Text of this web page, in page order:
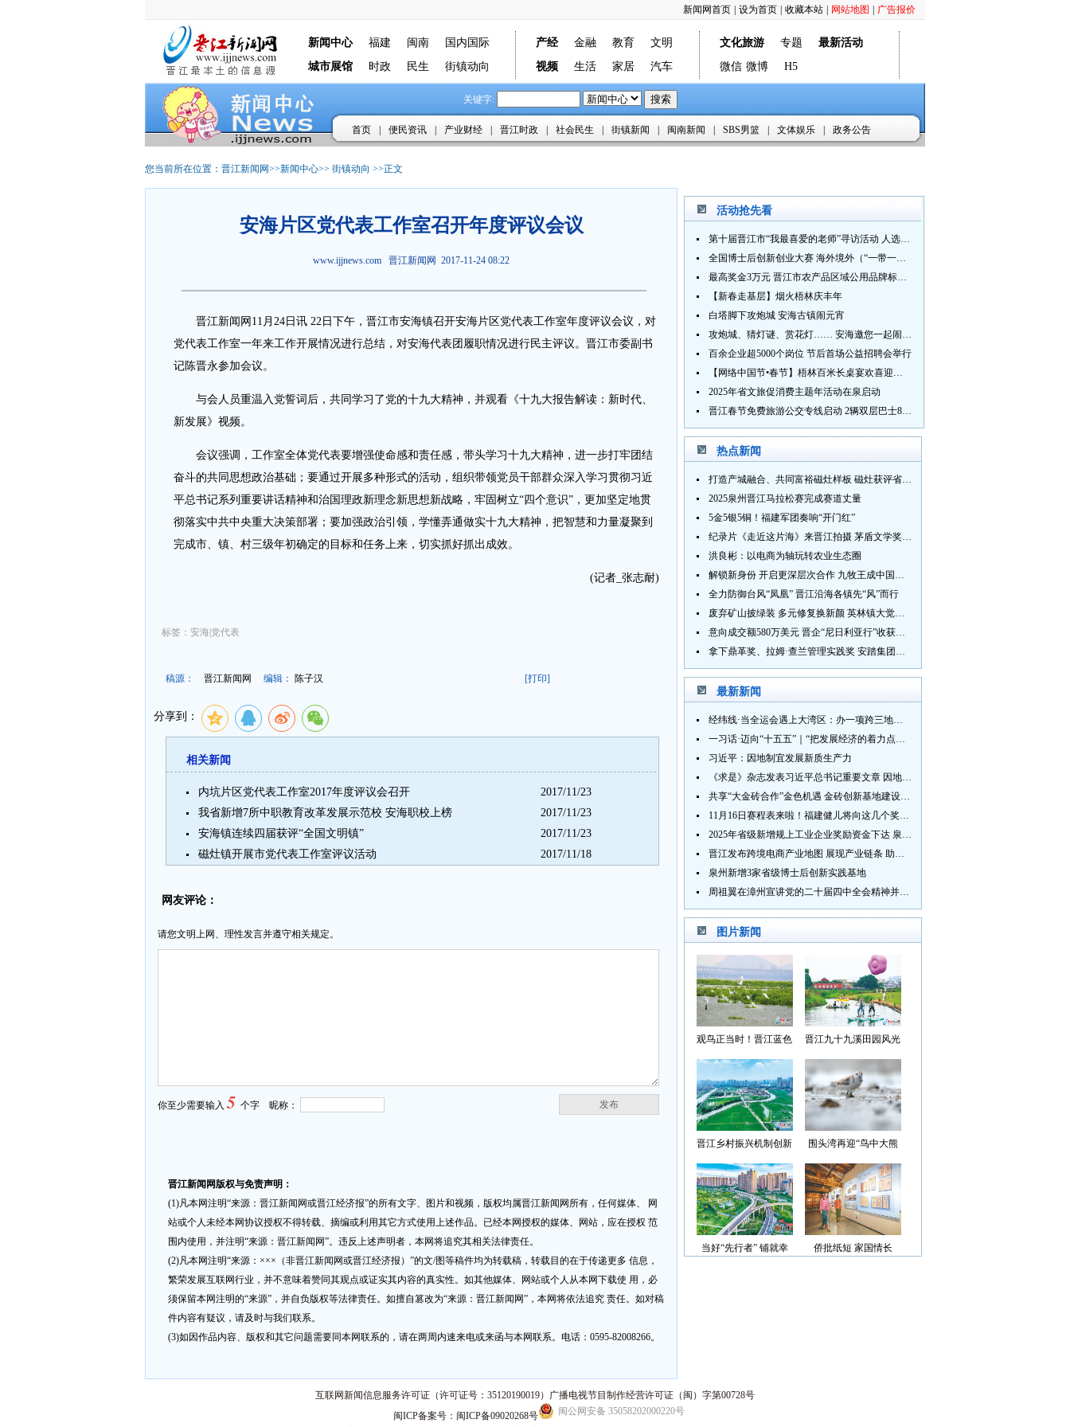
广告报价
网站地图
收藏本站
设为首页
新闻网首页
新闻中心 福建 闽南
国内国际
城市展馆
时政 民生 街镇动向
产经 金融 教育
文明
视频
生活 家居 汽车
文化旅游 专题
最新活动
微信 微博 H5
关键字:
首页 便民资讯 产业财经 晋江时政 社会民生 街镇新闻 闽南新闻 SBS男篮 文体娱乐 政务公告
您当前所在位置： 晋江新闻网>>新闻中心>> 街镇动向 >>正文
安海片区党代表工作室召开年度评议会议
www.ijjnews.com 晋江新闻网 2017-11-24 08:22
晋江新闻网11月24日讯 22日下午，晋江市安海镇召开安海片区党代表工作室年度评议会议，对
党代表工作室一年来工作开展情况进行总结，对安海代表团履职情况进行民主评议。晋江市委副书
记陈晋永参加会议。
与会人员重温入党誓词后，共同学习了党的十九大精神，并观看《十九大报告解读：新时代、
新发展》视频。
会议强调，工作室全体党代表要增强使命感和责任感，带头学习十九大精神，进一步打牢团结
奋斗的共同思想政治基础；要通过开展多种形式的活动，组织带领党员干部群众深入学习贯彻习近
平总书记系列重要讲话精神和治国理政新理念新思想新战略，牢固树立“四个意识”，更加坚定地贯
彻落实中共中央重大决策部署；要加强政治引领，学懂弄通做实十九大精神，把智慧和力量凝聚到
完成市、镇、村三级年初确定的目标和任务上来，切实抓好抓出成效。
(记者_张志耐)
标签：安海|党代表
稿源： 晋江新闻网 编辑： 陈子汉 [打印]
分享到：
相关新闻
内坑片区党代表工作室2017年度评议会召开
2017/11/23
我省新增7所中职教育改革发展示范校 安海职校上榜
2017/11/23
安海镇连续四届获评“全国文明镇”
2017/11/23
磁灶镇开展市党代表工作室评议活动
2017/11/18
网友评论：
请您文明上网、理性发言并遵守相关规定。
发布
你至少需要输入5 个字 昵称：
晋江新闻网版权与免责声明：
(1)凡本网注明“来源：晋江新闻网或晋江经济报”的所有文字、图片和视频，版权均属晋江新闻网所有，任何媒体、 网
站或个人未经本网协议授权不得转载、摘编或利用其它方式使用上述作品。已经本网授权的媒体、网站，应在授权 范
围内使用，并注明“来源：晋江新闻网”。违反上述声明者，本网将追究其相关法律责任。
(2)凡本网注明“来源：×××（非晋江新闻网或晋江经济报）”的文/图等稿件均为转载稿，转载目的在于传递更多 信息，
繁荣发展互联网行业，并不意味着赞同其观点或证实其内容的真实性。如其他媒体、网站或个人从本网下载使 用，必
须保留本网注明的“来源”，并自负版权等法律责任。如擅自篡改为“来源：晋江新闻网”，本网将依法追究 责任。如对稿
件内容有疑议，请及时与我们联系。
(3)如因作品内容、版权和其它问题需要同本网联系的，请在两周内速来电或来函与本网联系。电话：0595-82008266。
活动抢先看
第十届晋江市“我最喜爱的老师”寻访活动 人选推荐火热进行中 快来“秀”您最喜爱的老师
全国博士后创新创业大赛 海外境外（“一带一路”）赛七大赛道等你来战
最高奖金3万元 晋江市农产品区域公用品牌标识Logo及特色农产品包装设计征集活动正式启动
【新春走基层】烟火梧林庆丰年
白塔脚下攻炮城 安海古镇闹元宵
攻炮城、猜灯谜、赏花灯…… 安海邀您一起闹元宵
百余企业超5000个岗位 节后首场公益招聘会举行
【网络中国节•春节】梧林百米长桌宴欢喜迎新春
2025年省文旅促消费主题年活动在泉启动
晋江春节免费旅游公交专线启动 2辆双层巴士8辆铛铛车带你游
热点新闻
打造产城融合、共同富裕磁灶样板 磁灶获评省级乡村振兴示范乡镇
2025泉州晋江马拉松赛完成赛道丈量
5金5银5铜！福建军团奏响“开门红”
纪录片《走近这片海》来晋江拍摄 茅盾文学奖得主麦家探寻晋江“海海”人生
洪良彬：以电商为轴玩转农业生态圈
解锁新身份 开启更深层次合作 九牧王成中国奥委会官方赞助商
全力防御台风“凤凰” 晋江沿海各镇先“风”而行
废弃矿山披绿装 多元修复换新颜 英林镇大觉山片区废弃矿山生态修复项目通过验收
意向成交额580万美元 晋企“尼日利亚行”收获满满
拿下鼎革奖、拉姆·查兰管理实践奖 安踏集团获企业管理权威奖项
最新新闻
经纬线·当全运会遇上大湾区：办一项跨三地的赛事有多硬核？
一习话·迈向“十五五”｜“把发展经济的着力点放在实体经济上”
习近平：因地制宜发展新质生产力
《求是》杂志发表习近平总书记重要文章 因地制宜发展新质生产力
共享“大金砖合作”金色机遇 金砖创新基地建设成效显著
11月16日赛程表来啦！福建健儿将向这几个奖牌发起冲击→
2025年省级新增规上工业企业奖励资金下达 泉州市获补资金居全省首位
晋江发布跨境电商产业地图 展现产业链条 助力“晋品出海”
泉州新增3家省级博士后创新实践基地
周祖翼在漳州宣讲党的二十届四中全会精神并调研
图片新闻
观鸟正当时！晋江蓝色
晋江九十九溪田园风光
光”首批认定名单
晋江乡村振兴机制创新
围头湾再迎“鸟中大熊
当好“先行者” 铺就幸
侨批纸短 家国情长
互联网新闻信息服务许可证（许可证号：35120190019）广播电视节目制作经营许可证（闽）字第00728号
闽ICP备案号：闽ICP备09020268号
闽公网安备 35058202000220号